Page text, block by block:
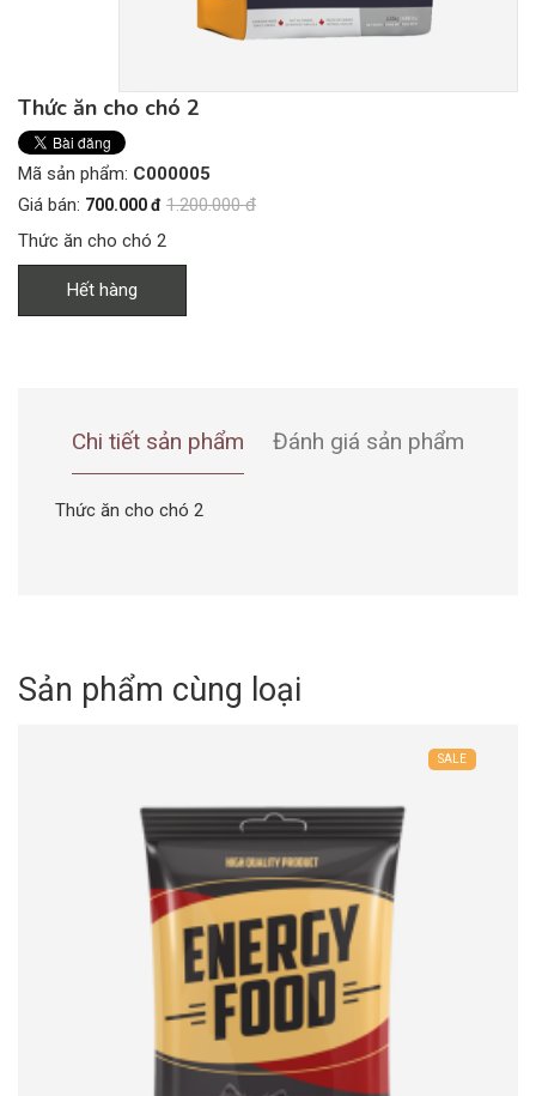
Thức ăn cho chó 2
Mã sản phẩm: C000005
Giá bán: 700.000 đ 1.200.000 đ
Thức ăn cho chó 2
Hết hàng
Chi tiết sản phẩm Đánh giá sản phẩm
Thức ăn cho chó 2
Sản phẩm cùng loại
SALE